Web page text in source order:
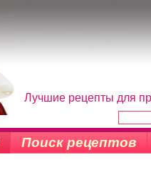
Лучшие рецепты для
Поиск рецептов